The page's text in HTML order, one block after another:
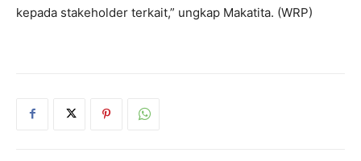
kepada stakeholder terkait,” ungkap Makatita. (WRP)